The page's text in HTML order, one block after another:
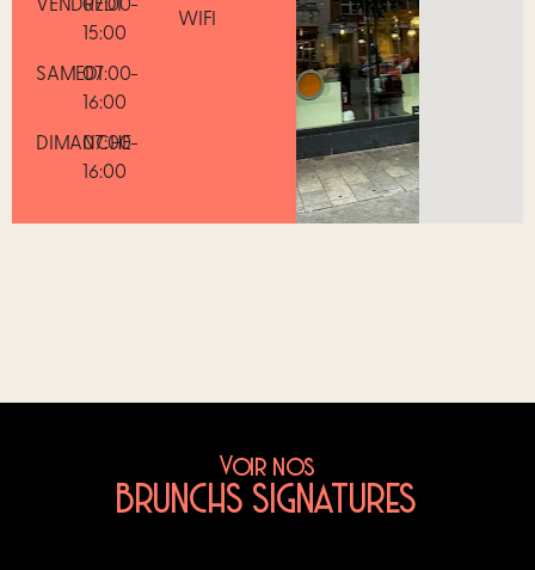
VENDREDI
07:00-
15:00
SAMEDI07:00-
16:00
DIMANCHE
07:00-
16:00
WIFI
Voir nos
BRUNCHS SIGNATURES